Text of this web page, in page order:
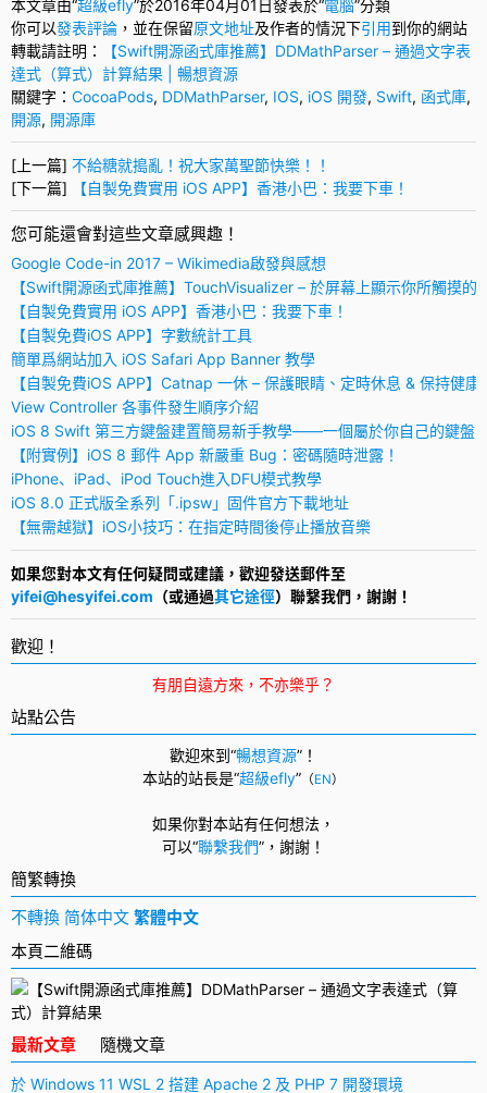
本文章由“超級efly”於2016年04月01日發表於“電腦”分類
你可以發表評論 ，並在保留原文地址及作者的情況下引用到你的網站
轉載請註明：
【Swift開源函式庫推薦】DDMathParser – 通過文字表
達式（算式）計算結果 | 暢想資源
關鍵字： CocoaPods, DDMathParser, IOS, iOS 開發, Swift, 函式庫,
開源, 開源庫
[上一篇] 不給糖就搗亂！祝大家萬聖節快樂！！
[下一篇]
【自製免費實用 iOS APP】香港小巴：我要下車！
您可能還會對這些文章感興趣！
Google Code-in 2017 – Wikimedia啟發與感想
【Swift開源函式庫推薦】TouchVisualizer – 於屏幕上顯示你所觸摸的
【自製免費實用 iOS APP】香港小巴：我要下車！
【自製免費iOS APP】字數統計工具
簡單爲網站加入 iOS Safari App Banner 教學
【自製免費iOS APP】Catnap 一休 – 保護眼睛、定時休息 & 保持健康
View Controller 各事件發生順序介紹
iOS 8 Swift 第三方鍵盤建置簡易新手教學——一個屬於你自己的鍵盤
【附實例】iOS 8 郵件 App 新嚴重 Bug：密碼隨時泄露！
iPhone、iPad、iPod Touch進入DFU模式教學
iOS 8.0 正式版全系列「.ipsw」固件官方下載地址
【無需越獄】iOS小技巧：在指定時間後停止播放音樂
如果您對本文有任何疑問或建議，歡迎發送郵件至
yifei@hesyifei.com （或通過其它途徑）聯繫我們，謝謝！
歡迎！
有朋自遠方來，不亦樂乎？
站點公告
歡迎來到“暢想資源”！
本站的站長是“超級efly” （EN）
如果你對本站有任何想法，
可以“聯繫我們”， 謝謝！
簡繁轉換
不轉換 简体中文 繁體中文
本頁二維碼
最新文章 隨機文章
於 Windows 11 WSL 2 搭建 Apache 2 及 PHP 7 開發環境